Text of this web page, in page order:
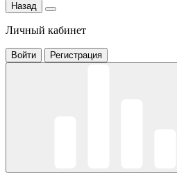
Назад
Личный кабинет
Войти Регистрация